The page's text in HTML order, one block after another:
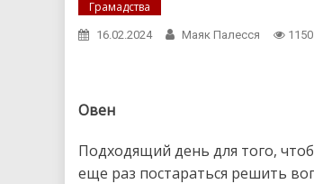
Грамадства
16.02.2024 Маяк Палесся 1150
Овен
Подходящий день для того,
еще раз постараться решить